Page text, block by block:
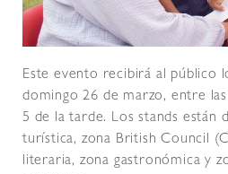
Este evento recibirá al público
domingo 26 de marzo, entre
5 de la tarde. Los stands están
turística, zona British Council
literaria, zona gastronómica y